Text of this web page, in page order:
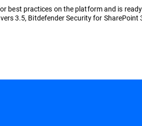
practices on the platform and is
3.5, Bitdefender Security for